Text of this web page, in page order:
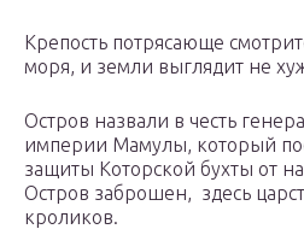
Крепость потрясающе
моря, и земли выглядит не
Остров назвали в честь
империи Мамулы, который
защиты Которской бухты от
Остров заброшен, здесь
кроликов.